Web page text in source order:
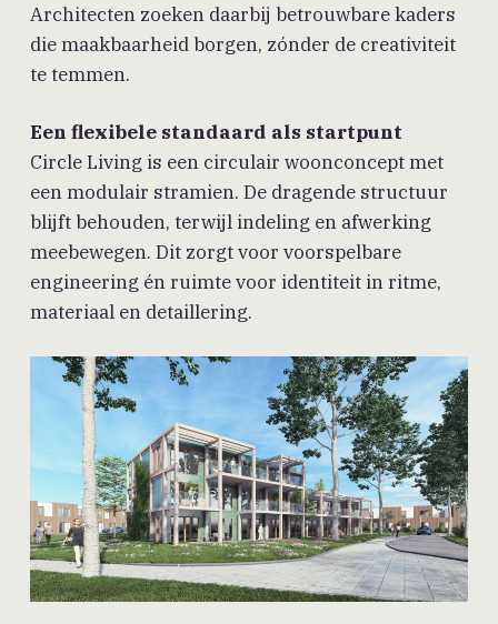
Architecten zoeken daarbij betrouwbare kaders
die maakbaarheid borgen, zónder de creativiteit
te temmen.
Een flexibele standaard als startpunt
Circle Living is een circulair woonconcept met
een modulair stramien. De dragende structuur
blijft behouden, terwijl indeling en afwerking
meebewegen. Dit zorgt voor voorspelbare
engineering én ruimte voor identiteit in ritme,
materiaal en detaillering.